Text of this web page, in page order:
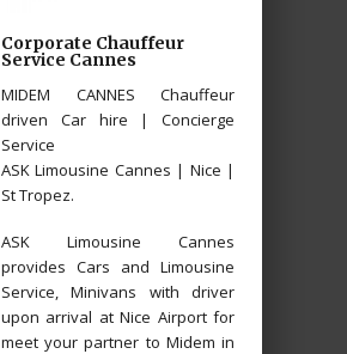
Corporate Chauffeur
Service Cannes
MIDEM CANNES Chauffeur
driven Car hire | Concierge
Service
ASK Limousine Cannes | Nice |
St Tropez.
ASK Limousine Cannes
provides Cars and Limousine
Service, Minivans with driver
upon arrival at Nice Airport for
meet your partner to Midem in